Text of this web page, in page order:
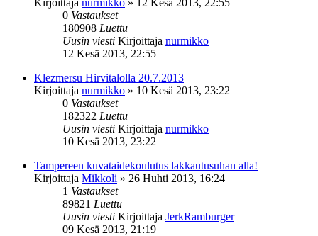
0 Vastaukset
180908 Luettu
Uusin viesti Kirjoittaja nurmikko
12 Kesä 2013, 22:55
Klezmersu Hirvitalolla 20.7.2013
Kirjoittaja nurmikko » 10 Kesä 2013, 23:22
0 Vastaukset
182322 Luettu
Uusin viesti Kirjoittaja nurmikko
10 Kesä 2013, 23:22
Tampereen kuvataidekoulutus lakkautusuhan alla!
Kirjoittaja Mikkoli » 26 Huhti 2013, 16:24
1 Vastaukset
89821 Luettu
Uusin viesti Kirjoittaja JerkRamburger
09 Kesä 2013, 21:19